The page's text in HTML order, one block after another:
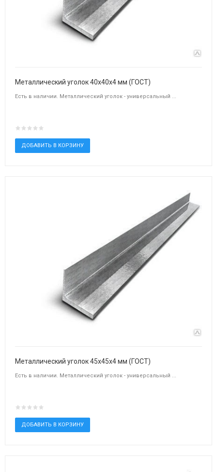
Металлический уголок 40х40х4 мм (ГОСТ)
Есть в наличии. Металлический уголок - универсальный ...
Металлический уголок 45х45х4 мм (ГОСТ)
Есть в наличии. Металлический уголок - универсальный ...